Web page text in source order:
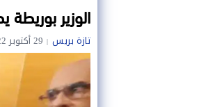
الوزير
تازة بريس 29 أكتوبر 2022